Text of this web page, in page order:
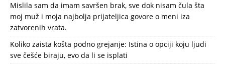
Mislila sam da imam savršen brak, sve dok nisam čula šta
moj muž i moja najbolja prijateljica govore o meni iza
zatvorenih vrata.
Koliko zaista košta podno grejanje: Istina o opciji koju ljudi
sve češće biraju, evo da li se isplati